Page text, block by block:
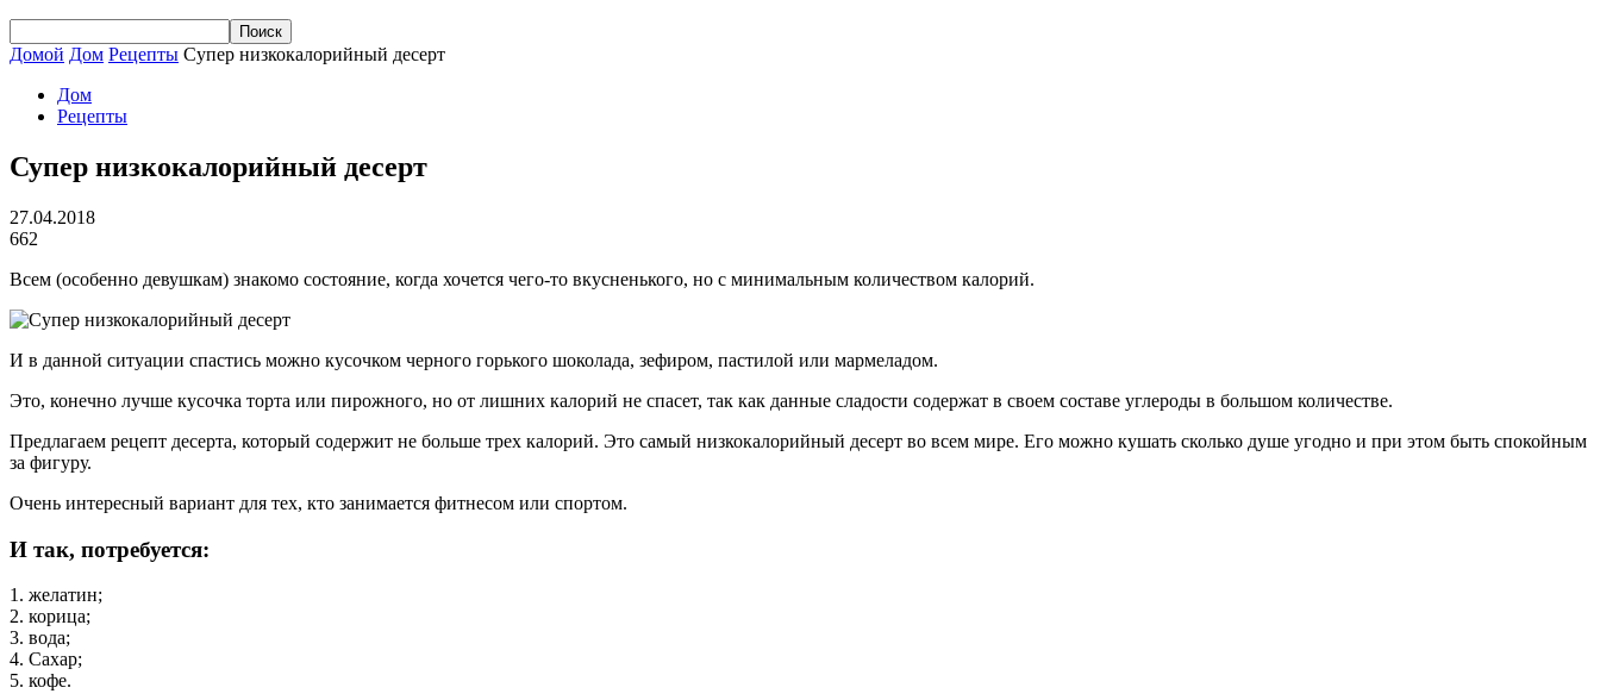
Домой Дом Рецепты Супер низкокалорийный десерт
Дом
Рецепты
Супер низкокалорийный десерт
27.04.2018
662
Всем (особенно девушкам) знакомо состояние, когда хочется чего-то вкусненького, но с минимальным количеством калорий.
И в данной ситуации спастись можно кусочком черного горького шоколада, зефиром, пастилой или мармеладом.
Это, конечно лучше кусочка торта или пирожного, но от лишних калорий не спасет, так как данные сладости содержат в своем составе углероды в большом количестве.
Предлагаем рецепт десерта, который содержит не больше трех калорий. Это самый низкокалорийный десерт во всем мире. Его можно кушать сколько душе угодно и при этом быть спокойным
за фигуру.
Очень интересный вариант для тех, кто занимается фитнесом или спортом.
И так, потребуется:
1. желатин;
2. корица;
3. вода;
4. Сахар;
5. кофе.